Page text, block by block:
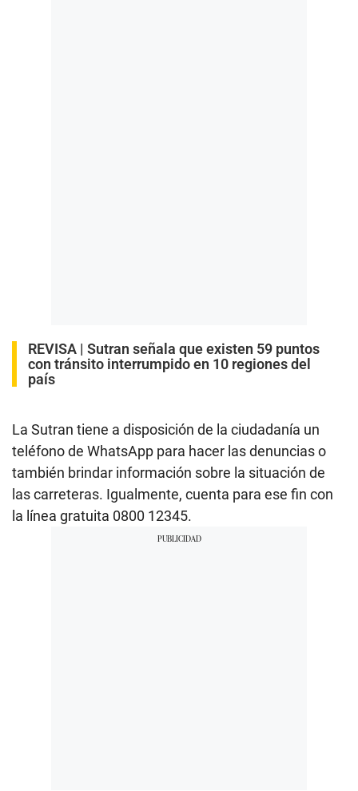
REVISA | Sutran señala que existen 59 puntos
con tránsito interrumpido en 10 regiones del
país
La Sutran tiene a disposición de la ciudadanía un
teléfono de WhatsApp para hacer las denuncias o
también brindar información sobre la situación de
las carreteras. Igualmente, cuenta para ese fin con
la línea gratuita 0800 12345.